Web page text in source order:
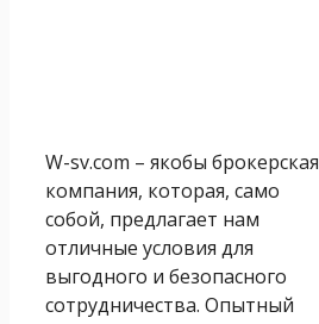
W-sv.com – якобы брокерская
компания, которая, само
собой, предлагает нам
отличные условия для
выгодного и безопасного
сотрудничества. Опытный